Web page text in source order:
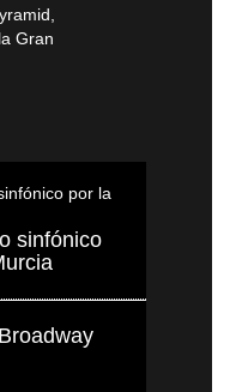
sinfónico
Broadway